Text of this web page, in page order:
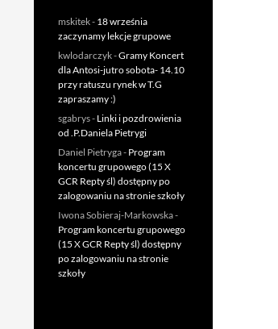
mskitek- 18 września
zaczynamy lekcje grupowe
kwlodarczyk-Gramy Koncert
dla Antosi-jutro sobota- 14.10
przy ratuszu rynek w T.G
zapraszamy :)
sgabrys- Linki i pozdrowienia
od .P.Daniela Pietrygi
Daniel Pietryga- Program
koncertu grupowego (15 X
GCR Repty śl) dostępny po
zalogowaniu na stronie szkoły
Iwona Sobieraj-Markowska-
Program koncertu grupowego
(15 X GCR Repty śl) dostępny
po zalogowaniu na stronie
szkoły